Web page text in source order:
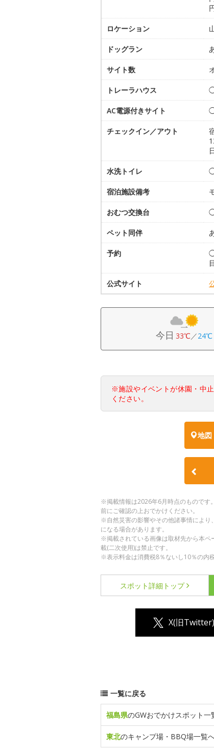
ロケーション
ドッグラン
サイト数
トレーラハウス
AC電源付きサイト
チェックイン／アウト
水洗トイレ
宿泊施設備考
おむつ交換台
ペット同伴
予約
公式サイト
今日 33℃／24℃
※施設やイベントが休園・中
ください。
地図
※掲載情報は2026年6月時点のものです
前にご確認の上おでかけください。
※自然災害の影響やその他諸事情により
になる場合があります。
※掲載されている画像は取材先から本ペ
載(二次使用)は禁止です。
※表示料金は消費税8％ないし10％の内税
スポット詳細 トップ
X(旧
一覧に戻る
福島県のGWおでかけスポット一
東北のキャンプ場・BBQ場一覧